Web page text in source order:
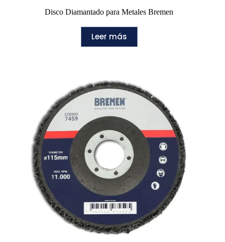
Disco Diamantado para Metales Bremen
Leer más